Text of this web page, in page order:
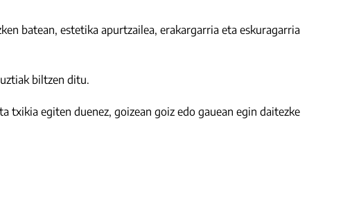
batean, estetika apurtzailea, erakargarria eta eskuragarria
biltzen ditu.
txikia egiten duenez, goizean goiz edo gauean egin daitezke